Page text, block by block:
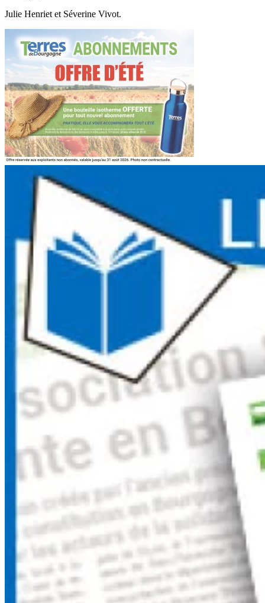
Julie Henriet et Séverine Vivot.